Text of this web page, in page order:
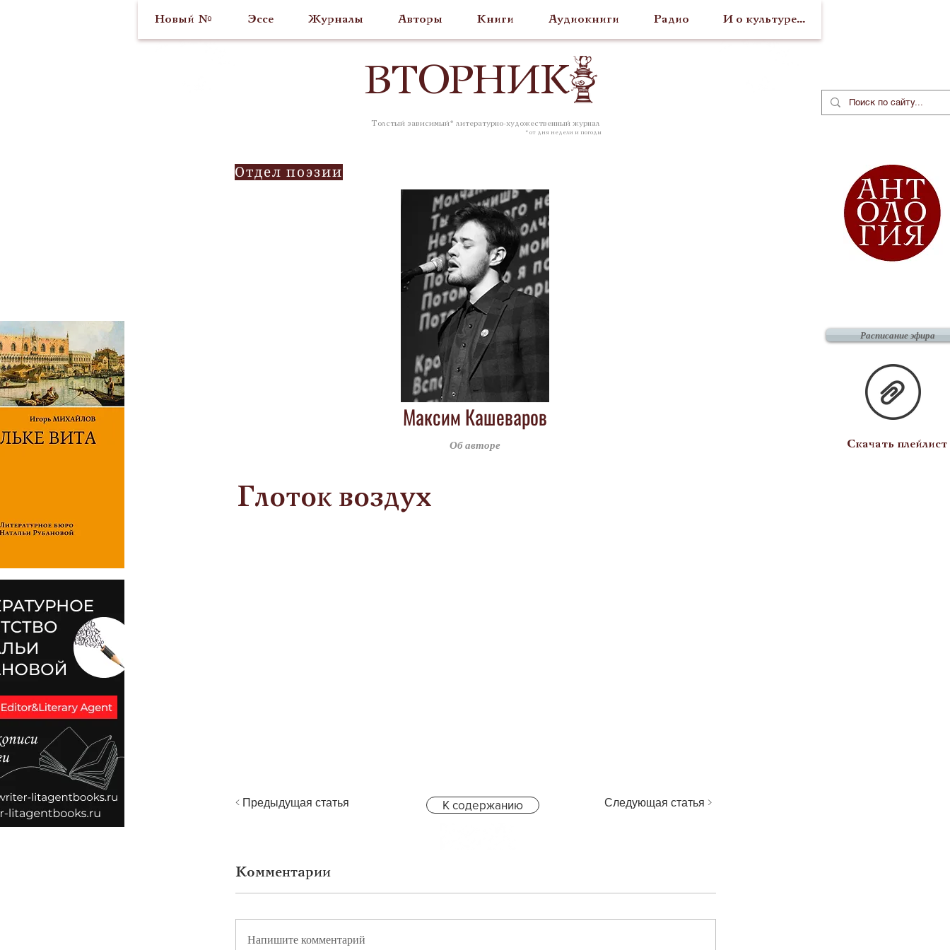
Новый № Эссе Журналы Авторы Книги Аудиокниги Радио И о культуре...
ВТОРНИК
Толстый зависимый* литературно-художественный журнал
* от дня недели и погоды
Отдел поэзии
Максим Кашеваров
Об авторе
Глоток воздух
< Предыдущая статья К содержанию Следующая статья >
Комментарии
Напишите комментарий
Расписание эфира
Скачать плейлист